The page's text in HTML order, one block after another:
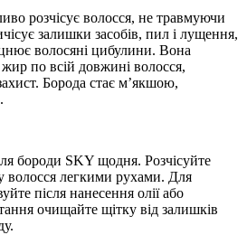
розчісує волосся, не травмуючи
залишки засобів, пил і лущення,
волосяні цибулини. Вона
по всій довжині волосся,
Борода стає м’якшою,
бороди SKY щодня. Розчісуйте
волосся легкими рухами. Для
після нанесення олії або
очищайте щітку від залишків